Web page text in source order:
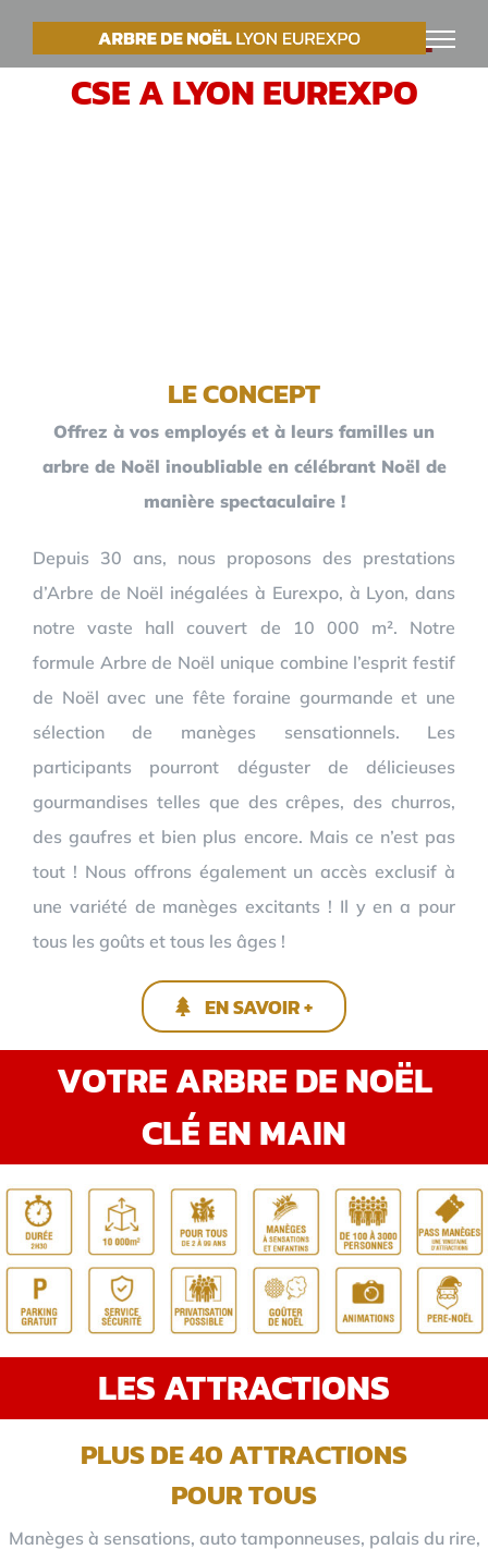
PasserVOTRE ARBRE DE NOËL
CSE A LYON EUREXPO
LE CONCEPT
Offrez à vos employés et à leurs familles un
arbre de Noël inoubliable en célébrant Noël de
manière spectaculaire !
Depuis 30 ans, nous proposons des prestations
d’Arbre de Noël inégalées à Eurexpo, à Lyon, dans
notre vaste hall couvert de 10 000 m². Notre
formule Arbre de Noël unique combine l’esprit festif
de Noël avec une fête foraine gourmande et une
sélection de manèges sensationnels. Les
participants pourront déguster de délicieuses
gourmandises telles que des crêpes, des churros,
des gaufres et bien plus encore. Mais ce n’est pas
tout ! Nous offrons également un accès exclusif à
une variété de manèges excitants ! Il y en a pour
tous les goûts et tous les âges !
EN SAVOIR +
VOTRE ARBRE DE NOËL
CLÉ EN MAIN
LES ATTRACTIONS
PLUS DE 40 ATTRACTIONS
POUR TOUS
Manèges à sensations, auto tamponneuses, palais du rire,